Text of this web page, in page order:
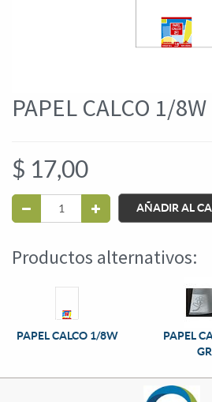
PAPEL CALCO 1/8W
$ 17,00
AÑADIR AL
Productos alternativos:
PAPEL CALCO 1/8W
PAPEL